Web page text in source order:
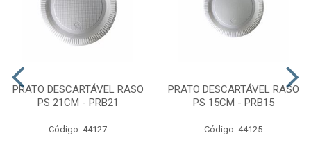
PRATO DESCARTÁVEL RASO
PS 21CM - PRB21
Código: 44127
PRATO DESCARTÁVEL RASO
PS 15CM - PRB15
Código: 44125